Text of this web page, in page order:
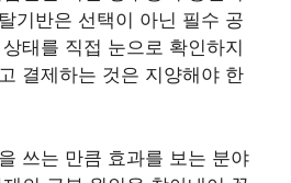
기반은 선택이 아닌 필수 공
태를 직접 눈으로 확인하지
결제하는 것은 지양해야 한
쓰는 만큼 효과를 보는 분야